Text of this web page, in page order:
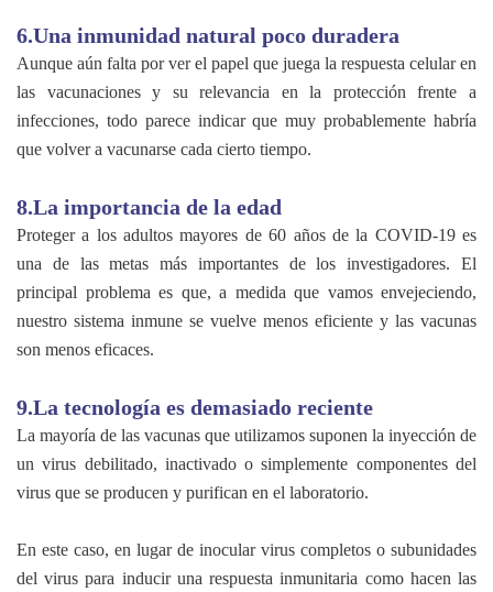
6.Una inmunidad natural poco duradera
Aunque aún falta por ver el papel que juega la respuesta celular en
las vacunaciones y su relevancia en la protección frente a
infecciones, todo parece indicar que muy probablemente habría
que volver a vacunarse cada cierto tiempo.
8.La importancia de la edad
Proteger a los adultos mayores de 60 años de la COVID-19 es
una de las metas más importantes de los investigadores. El
principal problema es que, a medida que vamos envejeciendo,
nuestro sistema inmune se vuelve menos eficiente y las vacunas
son menos eficaces.
9.La tecnología es demasiado reciente
La mayoría de las vacunas que utilizamos suponen la inyección de
un virus debilitado, inactivado o simplemente componentes del
virus que se producen y purifican en el laboratorio.
En este caso, en lugar de inocular virus completos o subunidades
del virus para inducir una respuesta inmunitaria como hacen las